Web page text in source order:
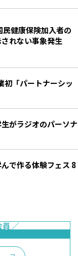
健康保険加入者の
れない事象発生
がラジオのパーソナ
で作る体験フェス 8